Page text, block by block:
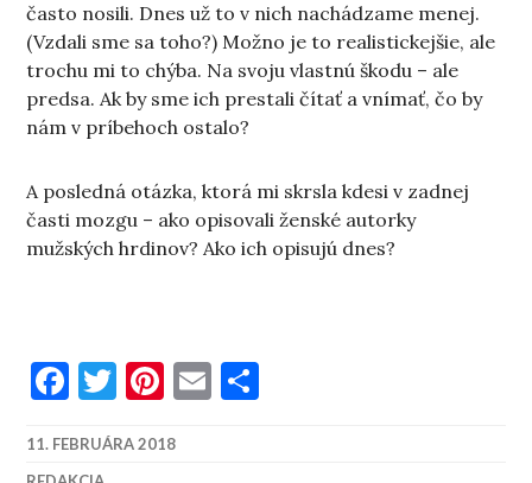
často nosili. Dnes už to v nich nachádzame menej.
(Vzdali sme sa toho?) Možno je to realistickejšie, ale
trochu mi to chýba. Na svoju vlastnú škodu – ale
predsa. Ak by sme ich prestali čítať a vnímať, čo by
nám v príbehoch ostalo?
A posledná otázka, ktorá mi skrsla kdesi v zadnej
časti mozgu – ako opisovali ženské autorky
mužských hrdinov? Ako ich opisujú dnes?
Facebook
Twitter
Pinterest
Email
11. FEBRUÁRA 2018